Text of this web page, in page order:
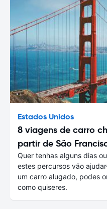
Estados Unidos
8 viagens de carro
partir de São
Quer tenhas alguns dias
estes percursos vão
um carro alugado, podes
como quiseres.